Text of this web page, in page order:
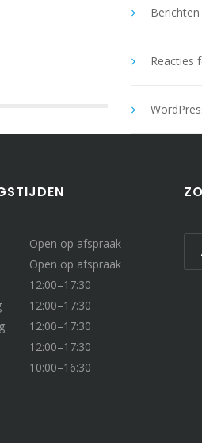
Reacties
Open op afspraak
Open op afspraak
12:00–17:30
12:00–17:30
12:00–17:30
12:00–17:30
10:00–16:30